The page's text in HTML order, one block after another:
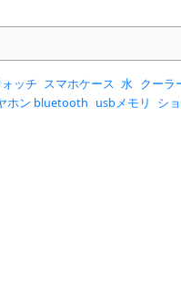
ッチ スマホケース 水 クーラ
ホン bluetooth usbメモリ シ